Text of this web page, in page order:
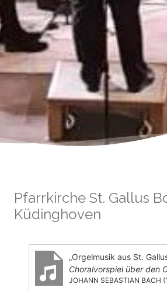
Pfarrkirche St. Gallus
Küdinghoven
„Orgelmusik aus St.